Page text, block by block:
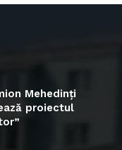
Mehedinți
proiectul